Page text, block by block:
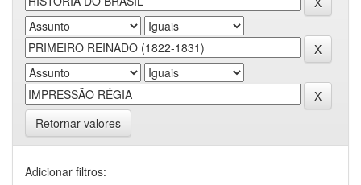
Retornar valores
Adicionar filtros: